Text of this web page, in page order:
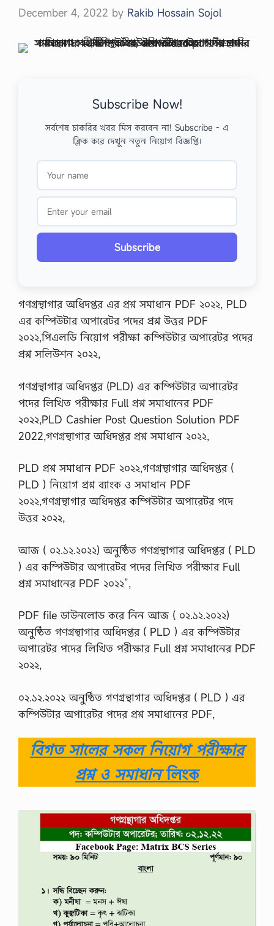
December 4, 2022 by Rakib Hossain Sojol
Subscribe Now!
সর্বশেষ চাকরির খবর মিস করবেন না! Subscribe - এ
ক্লিক করে দেখুন নতুন নিয়োগ বিজ্ঞপ্তি।
Subscribe
গণগ্রন্থাগার অধিদপ্তর এর প্রশ্ন সমাধান PDF ২০২২, PLD
এর কম্পিউটার অপারেটর পদের প্রশ্ন উত্তর PDF
২০২২,পিএলডি নিয়োগ পরীক্ষা কম্পিউটার অপারেটর পদের
প্রশ্ন সলিউশন ২০২২,
গণগ্রন্থাগার অধিদপ্তর (PLD) এর কম্পিউটার অপারেটর
পদের লিখিত পরীক্ষার Full প্রশ্ন সমাধানের PDF
২০২২,PLD Cashier Post Question Solution PDF
2022,গণগ্রন্থাগার অধিদপ্তর প্রশ্ন সমাধান ২০২২,
PLD প্রশ্ন সমাধান PDF ২০২২,গণগ্রন্থাগার অধিদপ্তর (
PLD ) নিয়োগ প্রশ্ন ব্যাংক ও সমাধান PDF
২০২২,গণগ্রন্থাগার অধিদপ্তর কম্পিউটার অপারেটর পদে
উত্তর ২০২২,
আজ ( ০২.১২.২০২২) অনুষ্ঠিত গণগ্রন্থাগার অধিদপ্তর ( PLD
) এর কম্পিউটার অপারেটর পদের লিখিত পরীক্ষার Full
প্রশ্ন সমাধানের PDF ২০২২”,
PDF file ডাউনলোড করে নিন আজ ( ০২.১২.২০২২)
অনুষ্ঠিত গণগ্রন্থাগার অধিদপ্তর ( PLD ) এর কম্পিউটার
অপারেটর পদের লিখিত পরীক্ষার Full প্রশ্ন সমাধানের PDF
২০২২,
০২.১২.২০২২ অনুষ্ঠিত গণগ্রন্থাগার অধিদপ্তর ( PLD ) এর
কম্পিউটার অপারেটর পদের প্রশ্ন সমাধানের PDF,
বিগত সালের সকল নিয়োগ পরীক্ষার
প্রশ্ন ও সমাধানলিংক